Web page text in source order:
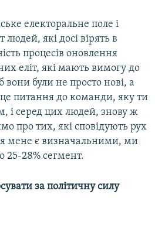
електоральне поле і
які досі вірять в
процесів оновлення
еліт, які мають вимогу до
були не просто нові, а
питання до команди, яку ти
і серед цих людей, знову ж
про тих, які сповідують рух
мене є визначальними, ми
25-28% сегмент.
за політичну силу